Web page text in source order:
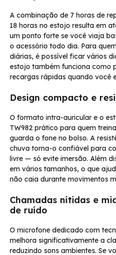
A combinação de 7 horas de
18 horas no estojo resulta em
um ponto forte se você viaja
o acessório todo dia. Para
diárias, é possível ficar vários
estojo também funciona como
recargas rápidas quando você
Design compacto e
O formato intra-auricular e o
TW982 prático para quem
guarda o fone no bolso. A
chuva torna-o confiável para
livre — só evite imersão. Além
em vários tamanhos, o que
não caia durante movimentos
Chamadas nítidas e
de ruído
O microfone dedicado com
melhora significativamente a
reduzindo sons ambientes. Se